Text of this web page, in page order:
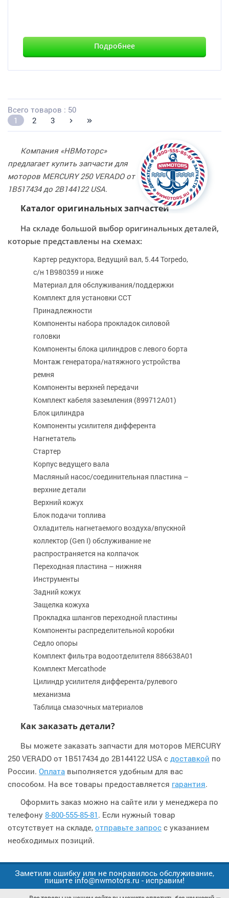
Подробнее
Всего товаров : 50
1
2 3
Компания «НВМоторс»
предлагает купить запчасти для
моторов MERCURY 250 VERADO от
1B517434 до 2B144122 USA.
Каталог оригинальных запчастей
На складе большой выбор оригинальных деталей,
которые представлены на схемах:
Картер редуктора, Ведущий вал, 5.44 Torpedo,
с/н 1B980359 и ниже
Материал для обслуживания/поддержки
Комплект для установки CCT
Принадлежности
Компоненты набора прокладок силовой
головки
Компоненты блока цилиндров с левого борта
Монтаж генератора/натяжного устройства
ремня
Компоненты верхней передачи
Комплект кабеля заземления (899712A01)
Блок цилиндра
Компоненты усилителя дифферента
Нагнетатель
Стартер
Корпус ведущего вала
Масляный насос/соединительная пластина –
верхние детали
Верхний кожух
Блок подачи топлива
Охладитель нагнетаемого воздуха/впускной
коллектор (Gen I) обслуживание не
распространяется на колпачок
Переходная пластина – нижняя
Инструменты
Задний кожух
Защелка кожуха
Прокладка шлангов переходной пластины
Компоненты распределительной коробки
Седло опоры
Комплект фильтра водоотделителя 886638A01
Комплект Mercathode
Цилиндр усилителя дифферента/рулевого
механизма
Таблица смазочных материалов
Как заказать детали?
Вы можете заказать запчасти для моторов MERCURY
250 VERADO от 1B517434 до 2B144122 USA с доставкой по
России. Оплата выполняется удобным для вас
способом. На все товары предоставляется гарантия.
Оформить заказ можно на сайте или у менеджера по
телефону 8-800-555-85-81 . Если нужный товар
отсутствует на складе, отправьте запрос с указанием
необходимых позиций.
Заметили ошибку или не понравилось обслуживание,
пишите info@nwmotors.ru - исправим!